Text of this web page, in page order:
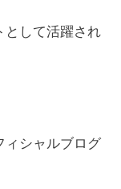
として活躍され
ィシャルブログ